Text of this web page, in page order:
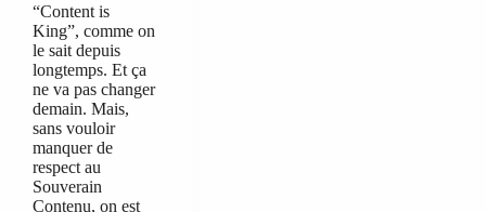
“Content is
King”, comme on
le sait depuis
longtemps. Et ça
ne va pas changer
demain. Mais,
sans vouloir
manquer de
respect au
Souverain
Contenu, on est